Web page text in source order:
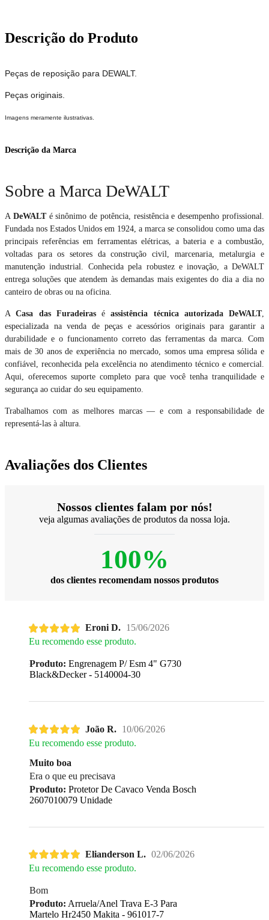
Descrição do Produto
Peças de reposição para DEWALT.
Peças originais.
Imagens meramente ilustrativas.
Descrição da Marca
Sobre a Marca DeWALT
A DeWALTé sinônimo de potência, resistência e desempenho profissional.
Fundada nos Estados Unidos em 1924, a marca se consolidou como uma das
principais referências em ferramentas elétricas, a bateria e a combustão,
voltadas para os setores da construção civil, marcenaria, metalurgia e
manutenção industrial. Conhecida pela robustez e inovação, a DeWALT
entrega soluções que atendem às demandas mais exigentes do dia a dia no
canteiro de obras ou na oficina.
ACasa das Furadeiraséassistência técnica autorizada DeWALT,
especializada na venda de peças e acessórios originais para garantir a
durabilidade e o funcionamento correto das ferramentas da marca. Com
mais de 30 anos de experiência no mercado, somos uma empresa sólida e
confiável, reconhecida pela excelência no atendimento técnico e comercial.
Aqui, oferecemos suporte completo para que você tenha tranquilidade e
segurança ao cuidar do seu equipamento.
Trabalhamos com as melhores marcas — e com a responsabilidade de
representá-las à altura.
Avaliações dos Clientes
Nossos clientes falam por nós!
veja algumas avaliações de produtos da nossa loja.
100%
dos clientes recomendam nossos produtos
Eroni D. 15/06/2026
Eu recomendo esse produto.
Produto: Engrenagem P/ Esm 4" G730
Black&Decker - 5140004-30
João R. 10/06/2026
Eu recomendo esse produto.
Muito boa
Era o que eu precisava
Produto: Protetor De Cavaco Venda Bosch
2607010079 Unidade
Elianderson L. 02/06/2026
Eu recomendo esse produto.
Bom
Produto: Arruela/Anel Trava E-3 Para
Martelo Hr2450 Makita - 961017-7